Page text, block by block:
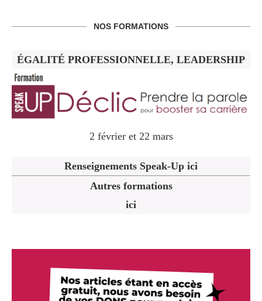
NOS FORMATIONS
ÉGALITÉ PROFESSIONNELLE, LEADERSHIP
2 février et 22 mars
Renseignements Speak-Up ici
Autres formations
ici